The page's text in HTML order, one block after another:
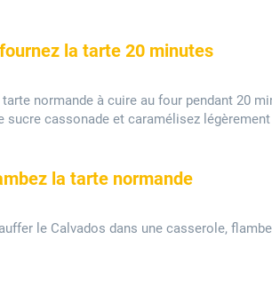
la tarte 20 minutes
normande à cuire au four pendant 20
sucre cassonade et caramélisez
la tarte normande
le Calvados dans une casserole,